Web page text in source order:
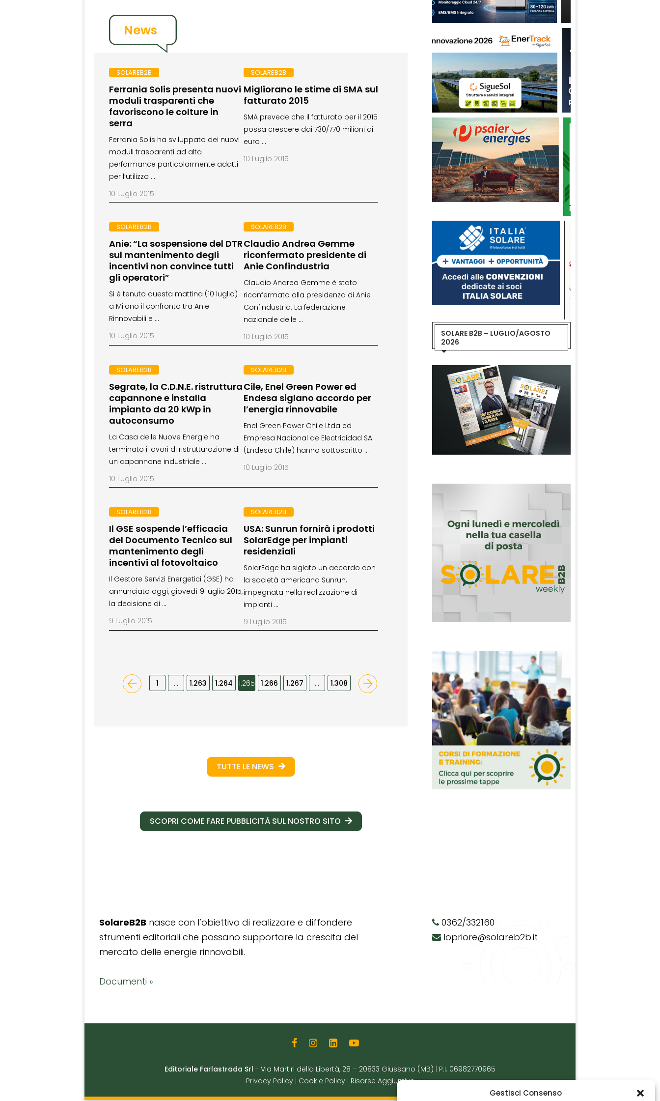
Gestisci Consenso
News
SOLAREB2B
Ferrania Solis presenta nuovi
moduli trasparenti che
favoriscono le colture in
serra
Ferrania Solis ha sviluppato dei nuovi
moduli trasparenti ad alta
performance particolarmente adatti
per l’utilizzo …
10 Luglio 2015
SOLAREB2B
Migliorano le stime di SMA sul
fatturato 2015
SMA prevede che il fatturato per il 2015
possa crescere dai 730/770 milioni di
euro …
10 Luglio 2015
SOLAREB2B
Anie: “La sospensione del DTR
sul mantenimento degli
incentivi non convince tutti
gli operatori”
Si è tenuto questa mattina (10 luglio)
a Milano il confronto tra Anie
Rinnovabili e …
10 Luglio 2015
SOLAREB2B
Claudio Andrea Gemme
riconfermato presidente di
Anie Confindustria
Claudio Andrea Gemme è stato
riconfermato alla presidenza di Anie
Confindustria. La federazione
nazionale delle …
10 Luglio 2015
SOLAREB2B
Segrate, la C.D.N.E. ristruttura
capannone e installa
impianto da 20 kWp in
autoconsumo
La Casa delle Nuove Energie ha
terminato i lavori di ristrutturazione di
un capannone industriale …
10 Luglio 2015
SOLAREB2B
Cile, Enel Green Power ed
Endesa siglano accordo per
l’energia rinnovabile
Enel Green Power Chile Ltda ed
Empresa Nacional de Electricidad SA
(Endesa Chile) hanno sottoscritto …
10 Luglio 2015
SOLAREB2B
Il GSE sospende l’efficacia
del Documento Tecnico sul
mantenimento degli
incentivi al fotovoltaico
Il Gestore Servizi Energetici (GSE) ha
annunciato oggi, giovedì 9 luglio 2015,
la decisione di …
9 Luglio 2015
SOLAREB2B
USA: Sunrun fornirà i prodotti
SolarEdge per impianti
residenziali
SolarEdge ha siglato un accordo con
la società americana Sunrun,
impegnata nella realizzazione di
impianti …
9 Luglio 2015
1 … 1.263 1.264 1.265 1.266 1.267 … 1.308
TUTTE LE NEWS
SCOPRI COME FARE PUBBLICITÀ SUL NOSTRO SITO
SOLARE B2B – LUGLIO/AGOSTO
2026
SolareB2B nasce con l’obiettivo di realizzare e diffondere
strumenti editoriali che possano supportare la crescita del
mercato delle energie rinnovabili.
Documenti »
0362/332160
lopriore@solareb2b.it
Editoriale Farlastrada Srl - Via Martiri della Libertà, 28 – 20833 Giussano (MB)
P.I. 06982770965
Privacy Policy
Cookie Policy Risorse Aggiuntive